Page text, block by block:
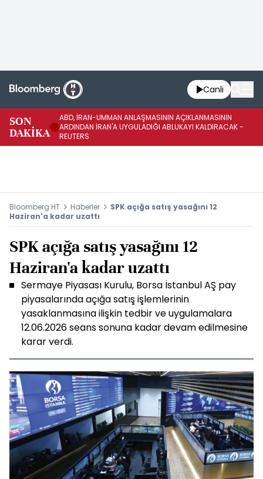
Canlı
SON
DAKİKA
ABD, İRAN-UMMAN ANLAŞMASININ AÇIKLANMASININ
ARDINDAN İRAN'A UYGULADIĞI ABLUKAYI KALDIRACAK -
REUTERS
Bloomberg HT Haberler
SPK açığa satış yasağını 12
Haziran'a kadar uzattı
SPK açığa satış yasağını 12
Haziran'a kadar uzattı
Sermaye Piyasası Kurulu, Borsa İstanbul AŞ pay
piyasalarında açığa satış işlemlerinin
yasaklanmasına ilişkin tedbir ve uygulamalara
12.06.2026 seans sonuna kadar devam edilmesine
karar verdi.